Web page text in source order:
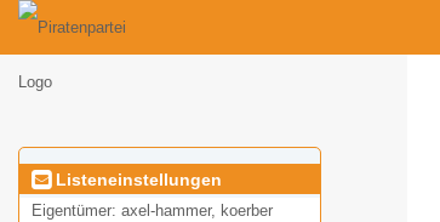
Listeneinstellungen
Eigentümer: axel-hammer, koerber